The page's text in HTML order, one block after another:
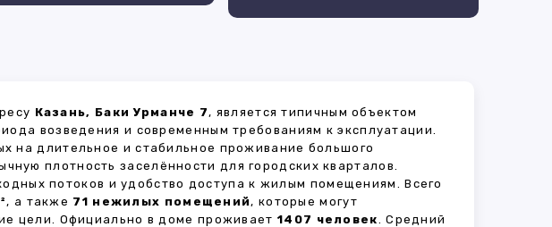
Казань, Баки Урманче 7, является типичным объектом
возведения и современным требованиям к эксплуатации.
на длительное и стабильное проживание большого
плотность заселённости для городских кварталов.
потоков и удобство доступа к жилым помещениям. Всего
, а также 71 нежилых помещений, которые могут
цели. Официально в доме проживает 1407 человек. Средний